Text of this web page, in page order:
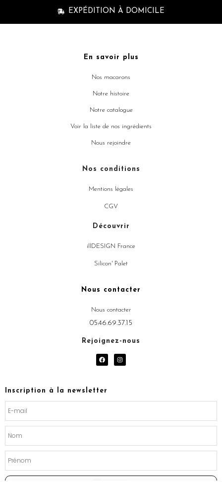
EXPÉDITION À DOMICILE
En savoir plus
Nos macarons
Notre histoire
Notre catalogue
Voir la liste de nos ingrédients
Nous rejoindre
Nos conditions
Mentions légales
CGV
Découvrir
illDESIGN France
Silicon' Palet
Nous contacter
Nous contacter
05.46.69.37.15
Rejoignez-nous
F
a
o
I
n
Inscription à la newsletter